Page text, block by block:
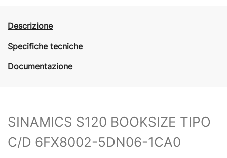
Descrizione
Specifiche tecniche
Documentazione
SINAMICS S120 BOOKSIZE TIPO
C/D 6FX8002-5DN06-1CA0